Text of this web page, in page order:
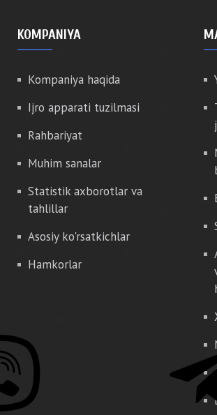
KOMPANIYA
Kompaniya haqida
Ijro apparati tuzilmasi
Rahbariyat
Muhim sanalar
Statistik axborotlar va
tahlillar
Asosiy ko'rsatkichlar
Hamkorlar